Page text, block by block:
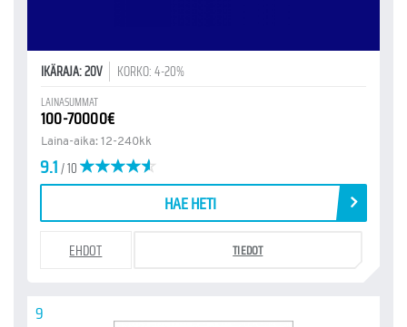
IKÄRAJA: 20V KORKO: 4-20%
LAINASUMMAT
100-70000€
Laina-aika: 12-240kk
9.1/ 10
HAE HETI
EHDOT TIEDOT
9